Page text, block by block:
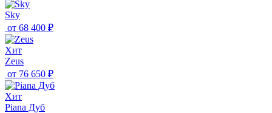
Sky
от 68 400 ₽
Хит
Zeus
от 76 650 ₽
Хит
Piana Дуб